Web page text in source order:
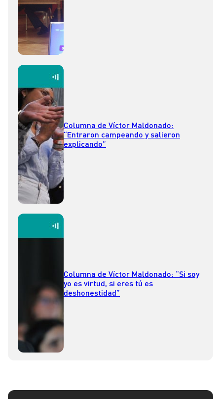
Columna de Víctor Maldonado:
“Entraron campeando y salieron
explicando”
Columna de Víctor Maldonado: “Si soy
yo es virtud, si eres tú es
deshonestidad”